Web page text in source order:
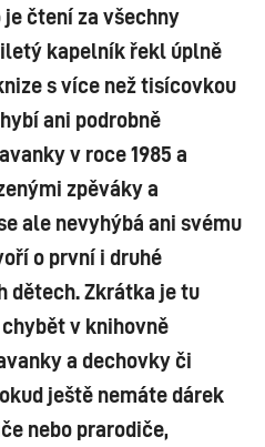
čtení za všechny
kapelník řekl úplně
s více než tisícovkou
ani podrobně
v roce 1985 a
zpěváky a
ale nevyhýbá ani svému
o první i druhé
dětech. Zkrátka je tu
v knihovně
a dechovky či
ještě nemáte dárek
nebo prarodiče,